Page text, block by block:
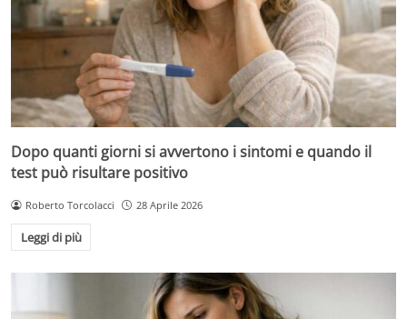
Dopo quanti giorni si avvertono i sintomi e quando il
test può risultare positivo
Roberto Torcolacci 28 Aprile 2026
Leggi di più